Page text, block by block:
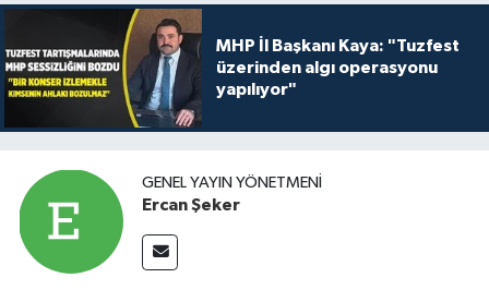
MHP İl Başkanı Kaya: "Tuzfest
üzerinden algı operasyonu
yapılıyor"
GENEL YAYIN YÖNETMENI
Ercan Şeker